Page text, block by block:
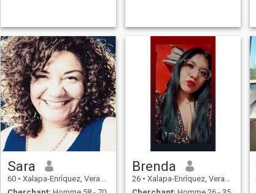
traditionnelle, du
parachutisme aux
expériences culinaires
Sara
60 • Xalapa-Enríquez, Veracruz, Mexique
Brenda
26 • Xalapa-Enríquez, Veracruz, Mexique